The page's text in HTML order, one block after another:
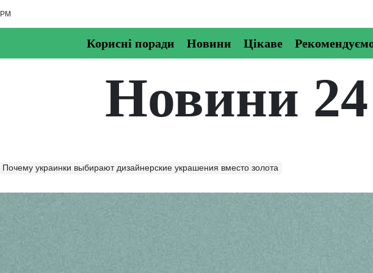
PM
Корисні поради Новини Цікаве
Новини 24
Почему украинки выбирают дизайнерские украшения вместо золота